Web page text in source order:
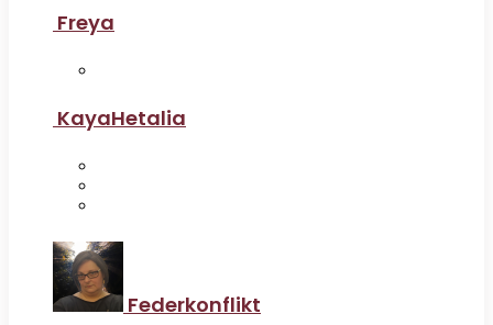
Freya
KayaHetalia
Federkonflikt